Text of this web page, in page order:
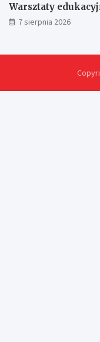
Warsztaty
7 sierpnia 2026